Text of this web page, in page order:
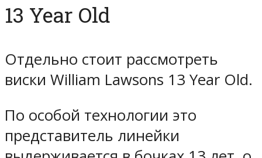
13 Year Old
Отдельно стоит рассмотреть
виски William Lawsons 13 Year Old.
По особой технологии это
представитель линейки